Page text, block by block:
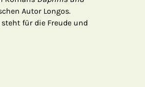
Autor Longos.
für die Freude und